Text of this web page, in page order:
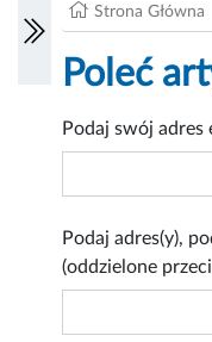
Strona Główna
Poleć
Podaj swój adres
Podaj adres(y),
(oddzielone